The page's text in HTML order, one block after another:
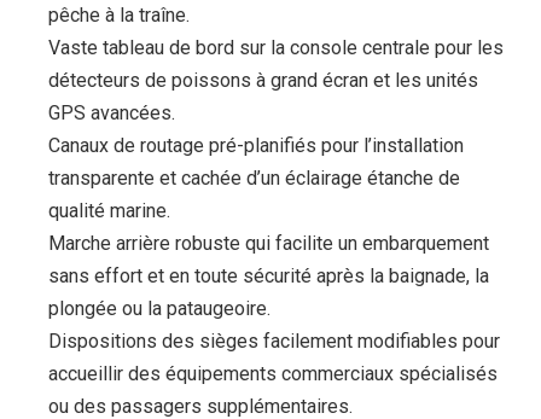
pêche à la traîne.
Vaste tableau de bord sur la console centrale pour les
détecteurs de poissons à grand écran et les unités
GPS avancées.
Canaux de routage pré-planifiés pour l’installation
transparente et cachée d’un éclairage étanche de
qualité marine.
Marche arrière robuste qui facilite un embarquement
sans effort et en toute sécurité après la baignade, la
plongée ou la pataugeoire.
Dispositions des sièges facilement modifiables pour
accueillir des équipements commerciaux spécialisés
ou des passagers supplémentaires.